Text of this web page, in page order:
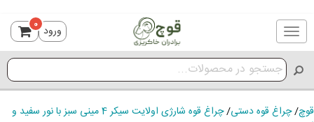
Toggle
navigation
ورود 0
قوچ/چراغ قوه دستی/
چراغ قوه شارژی اولایت سیکر 4 مینی سبز با نور سفید و